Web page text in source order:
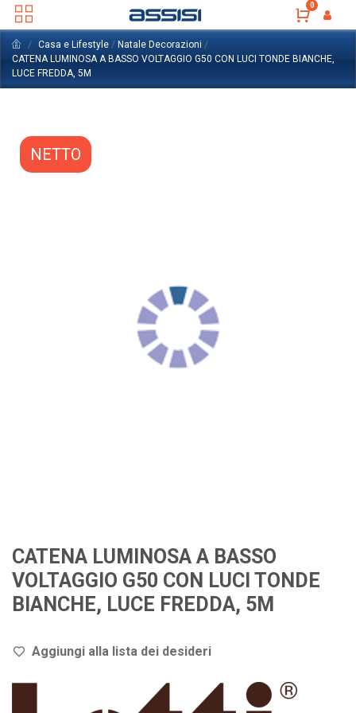
0
Casa e Lifestyle / Natale Decorazioni /
CATENA LUMINOSA A BASSO VOLTAGGIO G50 CON LUCI TONDE BIANCHE,
LUCE FREDDA, 5M
NETTO
CATENA LUMINOSA A BASSO
VOLTAGGIO G50 CON LUCI TONDE
BIANCHE, LUCE FREDDA, 5M
Aggiungi alla lista dei desideri